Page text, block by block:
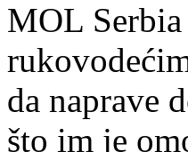
MOL Serbia
da naprave
što im je